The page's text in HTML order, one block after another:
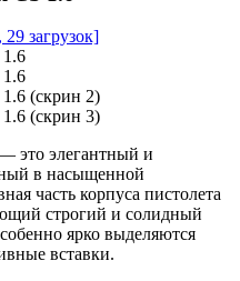
загрузок]
это элегантный и
в насыщенной
часть корпуса пистолета
строгий и солидный
ярко выделяются
вставки.